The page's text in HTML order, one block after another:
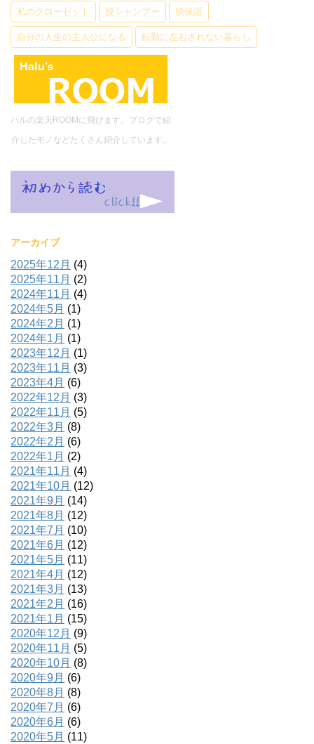
私のクローゼット 脱シャンプー 脱保湿
自分の人生の主人公になる 転勤に左右されない暮らし
ハルの楽天ROOMに飛びます。ブログで紹
介したモノなどたくさん紹介しています。
アーカイブ
2025年12月 (4)
2025年11月 (2)
2024年11月 (4)
2024年5月 (1)
2024年2月 (1)
2024年1月 (1)
2023年12月 (1)
2023年11月 (3)
2023年4月 (6)
2022年12月 (3)
2022年11月 (5)
2022年3月 (8)
2022年2月 (6)
2022年1月 (2)
2021年11月 (4)
2021年10月 (12)
2021年9月 (14)
2021年8月 (12)
2021年7月 (10)
2021年6月 (12)
2021年5月 (11)
2021年4月 (12)
2021年3月 (13)
2021年2月 (16)
2021年1月 (15)
2020年12月 (9)
2020年11月 (5)
2020年10月 (8)
2020年9月 (6)
2020年8月 (8)
2020年7月 (6)
2020年6月 (6)
2020年5月 (11)